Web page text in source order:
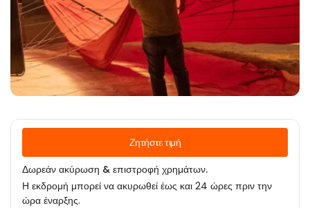
Ζητήστε τιμή
Δωρεάν ακύρωση & επιστροφή χρημάτων.
Η εκδρομή μπορεί να ακυρωθεί έως και 24 ώρες πριν την
ώρα έναρξης.